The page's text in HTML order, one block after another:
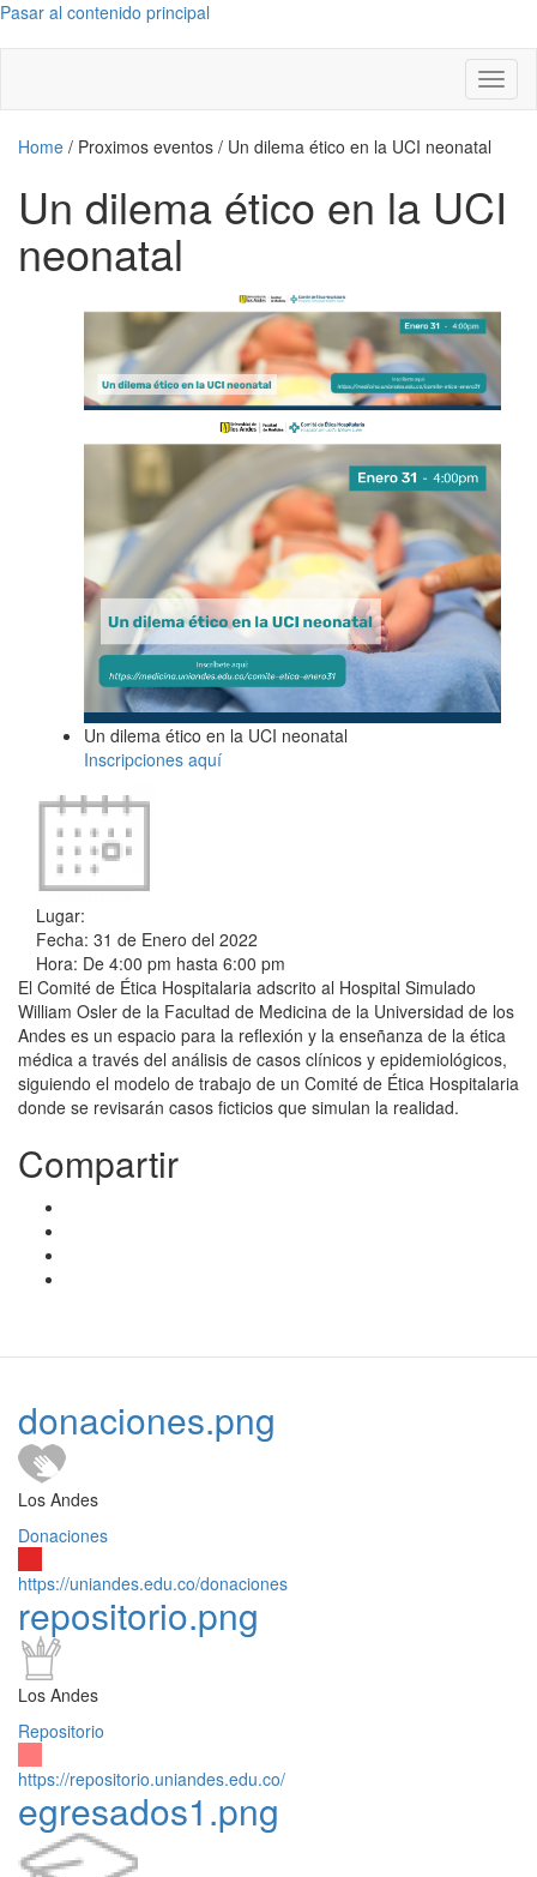
Pasar al contenido principal
Home / Proximos eventos / Un dilema ético en la UCI neonatal
Un dilema ético en la UCI
neonatal
Un dilema ético en la UCI neonatal
Inscripciones aquí
Lugar:
Fecha: 31 de Enero del 2022
Hora: De 4:00 pm hasta 6:00 pm
El Comité de Ética Hospitalaria adscrito al Hospital Simulado
William Osler de la Facultad de Medicina de la Universidad de los
Andes es un espacio para la reflexión y la enseñanza de la ética
médica a través del análisis de casos clínicos y epidemiológicos,
siguiendo el modelo de trabajo de un Comité de Ética Hospitalaria
donde se revisarán casos ficticios que simulan la realidad.
Compartir
donaciones.png
Los Andes
Donaciones
https://uniandes.edu.co/donaciones
repositorio.png
Los Andes
Repositorio
https://repositorio.uniandes.edu.co/
egresados1.png